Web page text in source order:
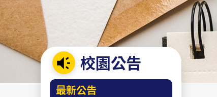
校園公告
最新公告